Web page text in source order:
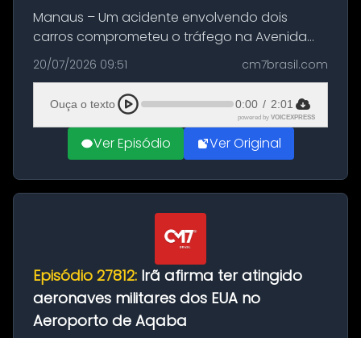
Manaus – Um acidente envolvendo dois
carros comprometeu o tráfego na Avenida
Brasil durante a manhã desta segunda-feira
(20), em frente ao complexo da Prefeitura de
Manaus, na Zona Oeste. A batida ter...
20/07/2026 09:51 cm7brasil.com
Ouça o texto 0:00 / 2:01
powered by VOICEXPRESS
Ver Episódio Ver Original
Episódio 27812: Irã afirma ter atingido
aeronaves militares dos EUA no
Aeroporto de Aqaba